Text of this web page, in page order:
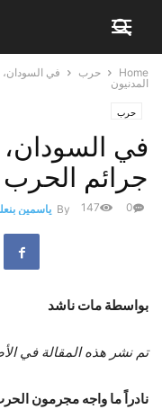
Home حرب
في السودان،
المدنيون
حرب
في السودان،
جرائم الحرب
By ياسمين 0
147
بواسطة مات ناشد
تم نشر هذه المقالة في
نادراً ما واجه مجرمون